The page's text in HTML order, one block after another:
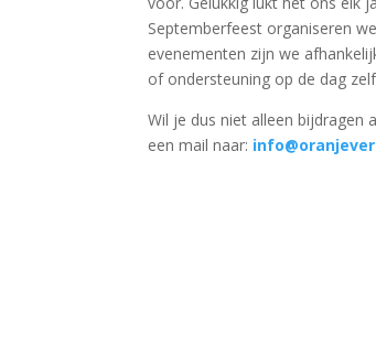
Septemberfeest organiseren
evenementen zijn we
of ondersteuning op de dag
Wil je dus niet alleen bijdragen
een mail naar: